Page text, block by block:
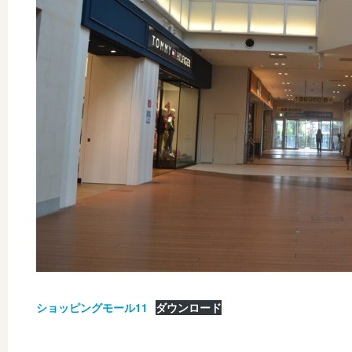
ショッピングモール11 ダウンロード